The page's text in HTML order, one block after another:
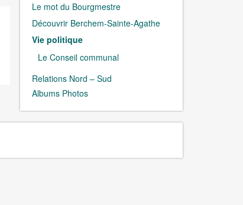
Le mot du Bourgmestre
Découvrir Berchem-Sainte-Agathe
Vie politique
Le Conseil communal
Relations Nord – Sud
Albums Photos